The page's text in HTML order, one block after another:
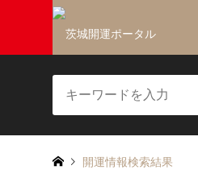
開運情報検索結果